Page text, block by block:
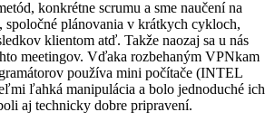
konkrétne scrumu a sme naučení na
spoločné plánovania v krátkych cykloch,
klientom atď. Takže naozaj sa u nás
meetingov. Vďaka rozbehaným VPNkam
používa mini počítače (INTEL
ľahká manipulácia a bolo jednoduché ich
aj technicky dobre pripravení.